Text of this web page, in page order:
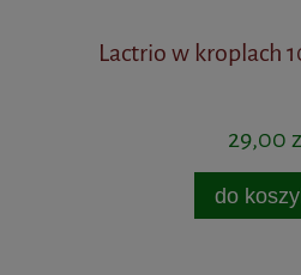
Lactrio w kroplach
29,00
do